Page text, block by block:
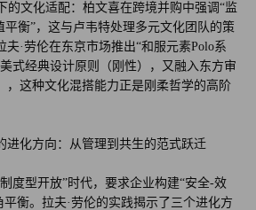
的文化适配：柏文喜在跨境并购中强调“监
平衡”，这与卢韦特处理多元文化团队的策
夫·劳伦在东京市场推出“和服元素Polo系
式经典设计原则（刚性），又融入东方审
，这种文化混搭能力正是刚柔哲学的高阶
进化方向：从管理到共生的范式跃迁
度型开放”时代，要求企业构建“安全-效
平衡。拉夫·劳伦的实践揭示了三个进化方